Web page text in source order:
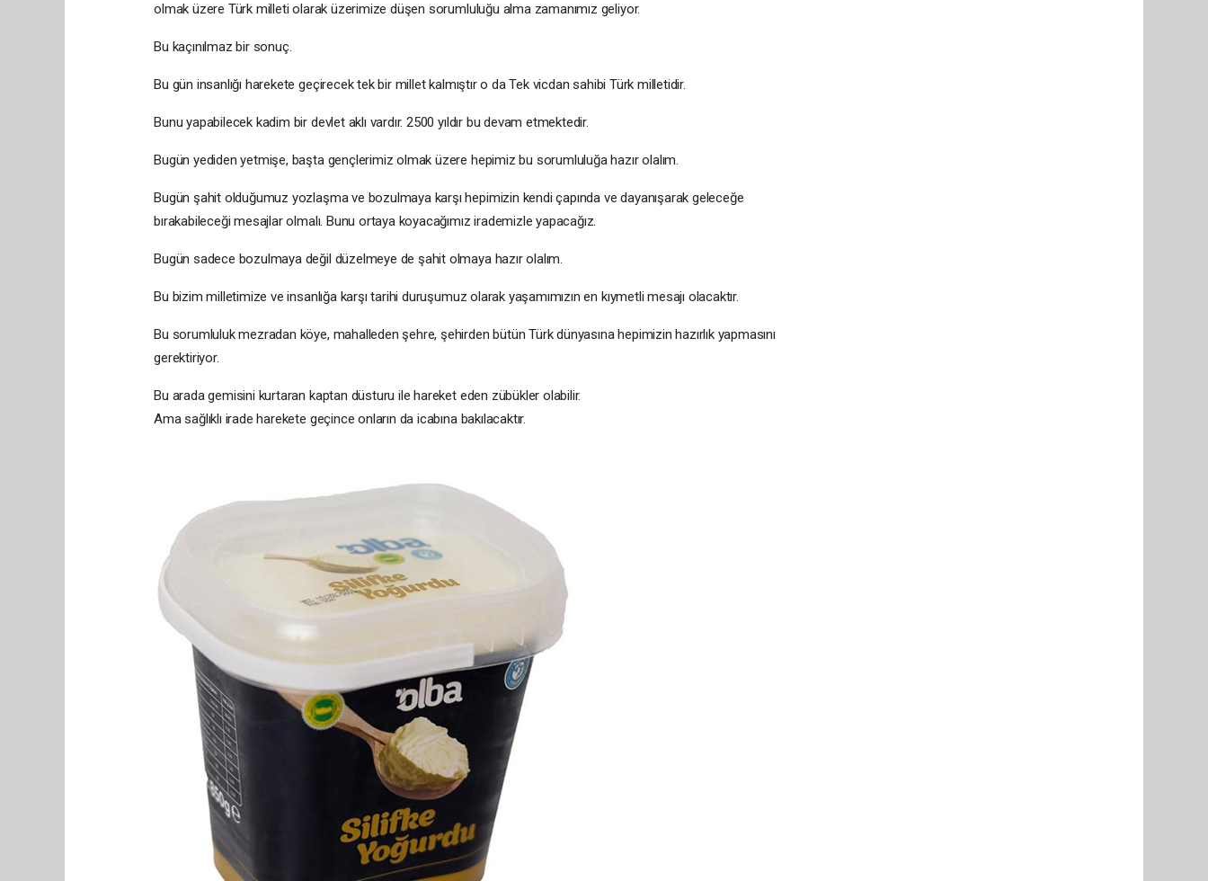
olmak üzere Türk milleti olarak üzerimize düşen sorumluluğu alma zamanımız geliyor.
Bu kaçınılmaz bir sonuç.
Bu gün insanlığı harekete geçirecek tek bir millet kalmıştır o da Tek vicdan sahibi Türk milletidir.
Bunu yapabilecek kadim bir devlet aklı vardır. 2500 yıldır bu devam etmektedir.
Bugün yediden yetmişe, başta gençlerimiz olmak üzere hepimiz bu sorumluluğa hazır olalım.
Bugün şahit olduğumuz yozlaşma ve bozulmaya karşı hepimizin kendi çapında ve dayanışarak geleceğe
bırakabileceği mesajlar olmalı. Bunu ortaya koyacağımız irademizle yapacağız.
Bugün sadece bozulmaya değil düzelmeye de şahit olmaya hazır olalım.
Bu bizim milletimize ve insanlığa karşı tarihi duruşumuz olarak yaşamımızın en kıymetli mesajı olacaktır.
Bu sorumluluk mezradan köye, mahalleden şehre, şehirden bütün Türk dünyasına hepimizin hazırlık yapmasını
gerektiriyor.
Bu arada gemisini kurtaran kaptan düsturu ile hareket eden zübükler olabilir.
Ama sağlıklı irade harekete geçince onların da icabına bakılacaktır.